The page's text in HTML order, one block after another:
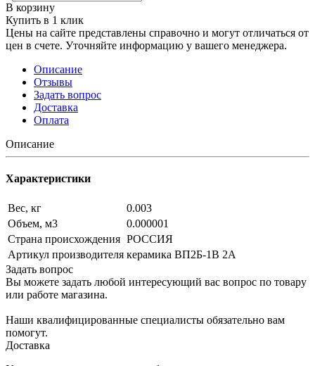
В корзину
Купить в 1 клик
Цены на сайте представлены справочно и могут отличаться от
цен в счете. Уточняйте информацию у вашего менеджера.
Описание
Отзывы
Задать вопрос
Доставка
Оплата
Описание
Характеристики
Вес, кг
0.003
Объем, м3
0.000001
Страна происхождения РОССИЯ
Артикул производителя керамика ВП2Б-1В 2А
Задать вопрос
Вы можете задать любой интересующий вас вопрос по товару
или работе магазина.
Наши квалифицированные специалисты обязательно вам
помогут.
Доставка